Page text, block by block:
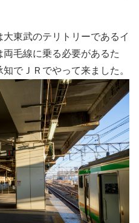
東武のテリトリーであるイ
毛線に乗る必要があるた
でＪＲでやって来ました。